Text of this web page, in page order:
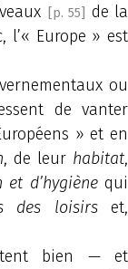
[p. 55]
de la
l’« Europe » est
ou
de vanter
» et en
, de leur habitat,
et d’hygiènequi
des loisirset,
bien — et